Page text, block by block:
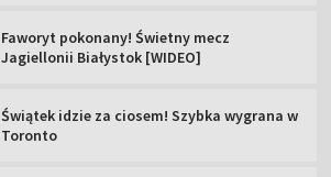
Faworyt pokonany! Świetny mecz
Jagiellonii Białystok [WIDEO]
Świątek idzie za ciosem! Szybka wygrana w
Toronto